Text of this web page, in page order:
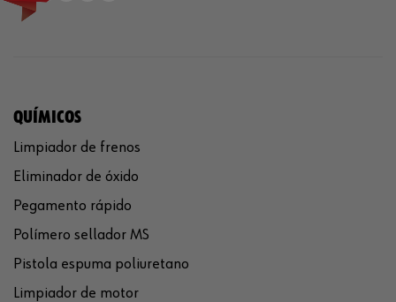
QUÍMICOS
Limpiador de frenos
Eliminador de óxido
Pegamento rápido
Polímero sellador MS
Pistola espuma poliuretano
Limpiador de motor